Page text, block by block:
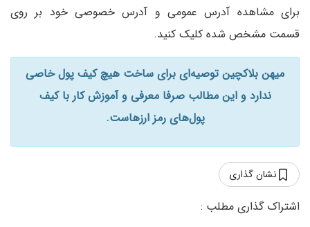
برای مشاهده آدرس عمومی و آدرس خصوصی خود بر روی
قسمت مشخص شده کلیک کنید.
میهن بلاکچین توصیه‌ای برای ساخت هیچ کیف پول خاصی
ندارد و این مطالب صرفا معرفی و آموزش کار با کیف
پول‌های رمز ارزهاست.
نشان گذاری